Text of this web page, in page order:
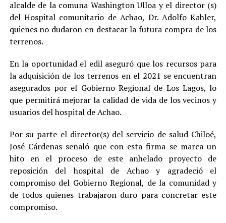
alcalde de la comuna Washington Ulloa y el director (s)
del Hospital comunitario de Achao, Dr. Adolfo Kahler,
quienes no dudaron en destacar la futura compra de los
terrenos.
En la oportunidad el edil aseguró que los recursos para
la adquisición de los terrenos en el 2021 se encuentran
asegurados por el Gobierno Regional de Los Lagos, lo
que permitirá mejorar la calidad de vida de los vecinos y
usuarios del hospital de Achao.
Por su parte el director(s) del servicio de salud Chiloé,
José Cárdenas señaló que con esta firma se marca un
hito en el proceso de este anhelado proyecto de
reposición del hospital de Achao y agradeció el
compromiso del Gobierno Regional, de la comunidad y
de todos quienes trabajaron duro para concretar este
compromiso.